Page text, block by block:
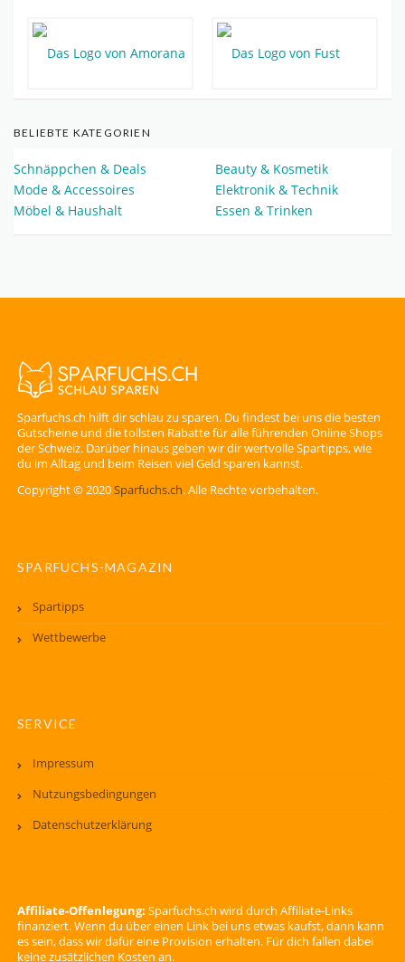
BELIEBTE KATEGORIEN
Schnäppchen & Deals
Beauty & Kosmetik
Mode & Accessoires
Elektronik & Technik
Möbel & Haushalt
Essen & Trinken
Sparfuchs.ch hilft dir schlau zu sparen. Du findest bei uns die besten
Gutscheine und die tollsten Rabatte für alle führenden Online Shops
der Schweiz. Darüber hinaus geben wir dir wertvolle Spartipps, wie
du im Alltag und beim Reisen viel Geld sparen kannst.
Copyright © 2020Sparfuchs.ch. Alle Rechte vorbehalten.
SPARFUCHS-MAGAZIN
Spartipps
Wettbewerbe
SERVICE
Impressum
Nutzungsbedingungen
Datenschutzerklärung
Affiliate-Offenlegung: Sparfuchs.ch wird durch Affiliate-Links
finanziert. Wenn du über einen Link bei uns etwas kaufst, dann kann
es sein, dass wir dafür eine Provision erhalten. Für dich fallen dabei
keine zusätzlichen Kosten an.